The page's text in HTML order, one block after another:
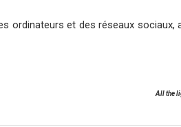
ordinateurs et des réseaux sociaux,
All the